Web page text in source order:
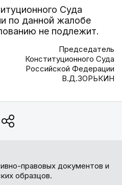
Суда
по данной жалобе
не подлежит.
Председатель
Конституционного Суда
Российской Федерации
В.Д.ЗОРЬКИН
правовых документов и
образцов.